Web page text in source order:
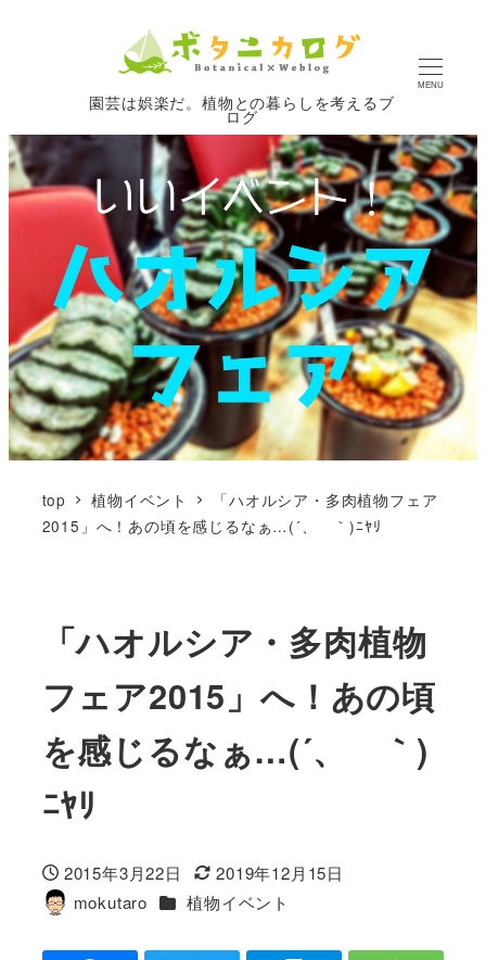
園芸は娯楽だ。植物との暮らしを考えるブ
ログ
MENU
top 植物イベント
「ハオルシア・多肉植物フェア
2015」へ！あの頃を感じるなぁ…(´、ゝ｀)ﾆﾔﾘ
「ハオルシア・多肉植物
フェア2015」へ！あの頃
を感じるなぁ…(´、ゝ｀)
ﾆﾔﾘ
投稿日
2015年3月22日
更新日
2019年12月15日
著
者
mokutaro カテゴリー
植物イベント